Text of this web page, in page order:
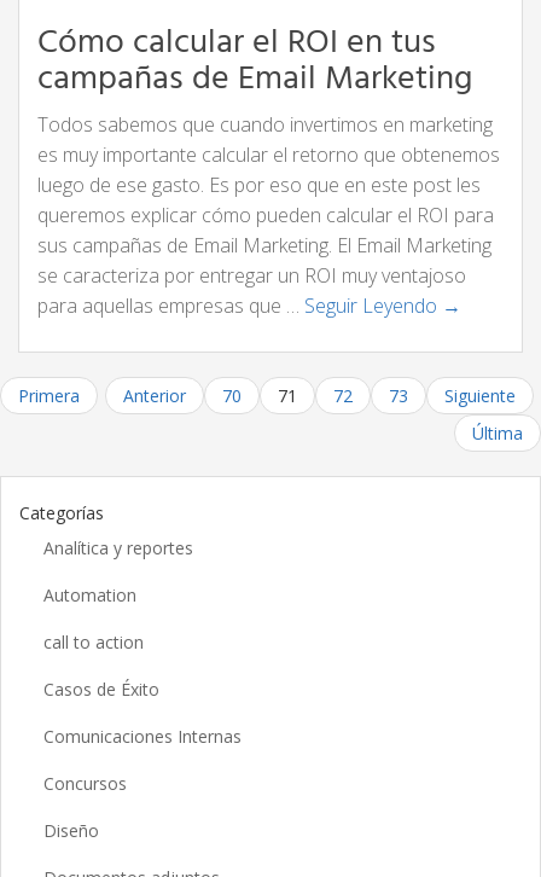
Cómo calcular el ROI en tus
campañas de Email Marketing
Todos sabemos que cuando invertimos en marketing
es muy importante calcular el retorno que obtenemos
luego de ese gasto. Es por eso que en este post les
queremos explicar cómo pueden calcular el ROI para
sus campañas de Email Marketing. El Email Marketing
se caracteriza por entregar un ROI muy ventajoso
para aquellas empresas que … Seguir Leyendo →
Primera Anterior 70 71 72 73
Siguiente
Última
Categorías
Analítica y reportes
Automation
call to action
Casos de Éxito
Comunicaciones Internas
Concursos
Diseño